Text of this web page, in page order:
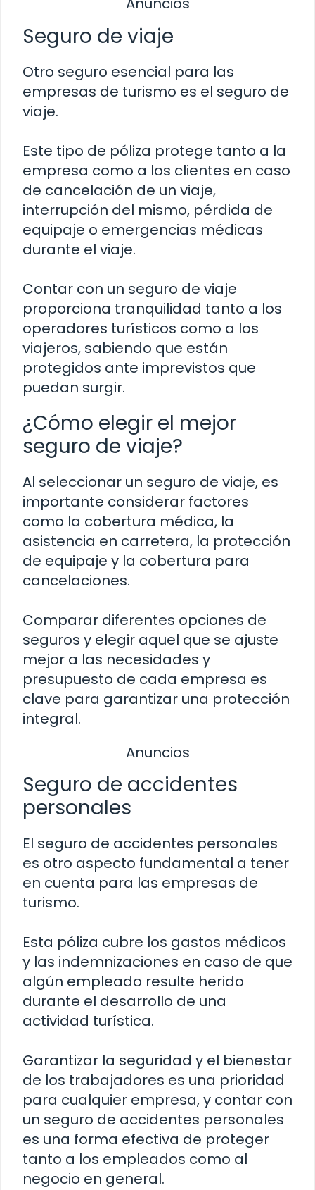
Seguro de viaje
Otro seguro esencial para las
empresas de turismo es el seguro de
viaje.
Este tipo de póliza protege tanto a la
empresa como a los clientes en caso
de cancelación de un viaje,
interrupción del mismo, pérdida de
equipaje o emergencias médicas
durante el viaje.
Contar con un seguro de viaje
proporciona tranquilidad tanto a los
operadores turísticos como a los
viajeros, sabiendo que están
protegidos ante imprevistos que
puedan surgir.
¿Cómo elegir el mejor
seguro de viaje?
Al seleccionar un seguro de viaje, es
importante considerar factores
como la cobertura médica, la
asistencia en carretera, la protección
de equipaje y la cobertura para
cancelaciones.
Comparar diferentes opciones de
seguros y elegir aquel que se ajuste
mejor a las necesidades y
presupuesto de cada empresa es
clave para garantizar una protección
integral.
Anuncios
Seguro de accidentes
personales
El seguro de accidentes personales
es otro aspecto fundamental a tener
en cuenta para las empresas de
turismo.
Esta póliza cubre los gastos médicos
y las indemnizaciones en caso de que
algún empleado resulte herido
durante el desarrollo de una
actividad turística.
Garantizar la seguridad y el bienestar
de los trabajadores es una prioridad
para cualquier empresa, y contar con
un seguro de accidentes personales
es una forma efectiva de proteger
tanto a los empleados como al
negocio en general.